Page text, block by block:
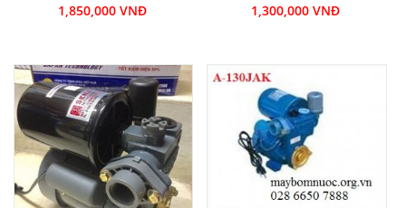
1,850,000 VNĐ 1,300,000 VNĐ